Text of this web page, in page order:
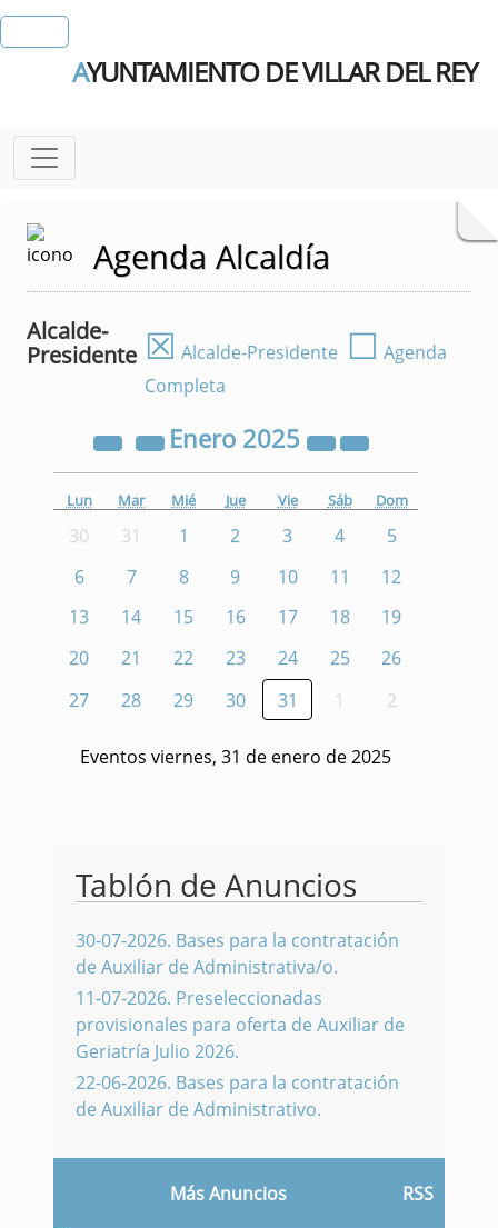
AYUNTAMIENTO DE VILLAR DEL REY
Agenda Alcaldía
Alcalde-
Presidente ☒ Alcalde-Presidente ☐ Agenda
Completa
Enero 2025
Lun Mar Mié Jue Vie Sáb Dom
30 31 1 2 3 4
5
6
7 8 9 10 11
12
13
14 15 16 17 18
19
20
21 22 23 24 25
26
27
28 29 30 31 1 2
Eventos viernes, 31 de enero de 2025
Tablón de Anuncios
30-07-2026. Bases para la contratación
de Auxiliar de Administrativa/o.
11-07-2026. Preseleccionadas
provisionales para oferta de Auxiliar de
Geriatría Julio 2026.
22-06-2026. Bases para la contratación
de Auxiliar de Administrativo.
Más Anuncios RSS